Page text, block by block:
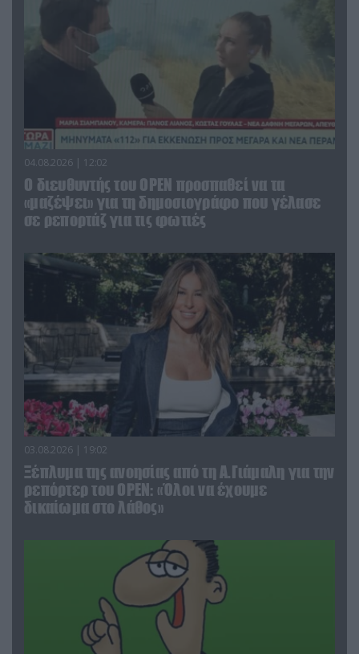
04.08.2026 | 12:02
O διευθυντής του OPEN προσπαθεί να τα
«μαζέψει» για τη δημοσιογράφο που γέλασε
σε ρεπορτάζ για τις φωτιές
03.08.2026 | 19:02
Ξέπλυμα της ανοησίας από τη Α.Γιάμαλη για την
ρεπόρτερ του ΟΡΕΝ: «Όλοι να έχουμε
δικαίωμα στο λάθος»